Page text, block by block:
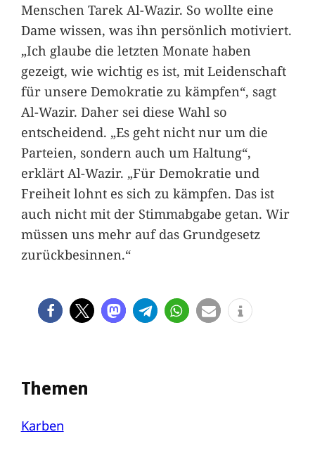
Menschen Tarek Al-Wazir. So wollte eine
Dame wissen, was ihn persönlich motiviert.
„Ich glaube die letzten Monate haben
gezeigt, wie wichtig es ist, mit Leidenschaft
für unsere Demokratie zu kämpfen“, sagt
Al-Wazir. Daher sei diese Wahl so
entscheidend. „Es geht nicht nur um die
Parteien, sondern auch um Haltung“,
erklärt Al-Wazir. „Für Demokratie und
Freiheit lohnt es sich zu kämpfen. Das ist
auch nicht mit der Stimmabgabe getan. Wir
müssen uns mehr auf das Grundgesetz
zurückbesinnen.“
Themen
Karben